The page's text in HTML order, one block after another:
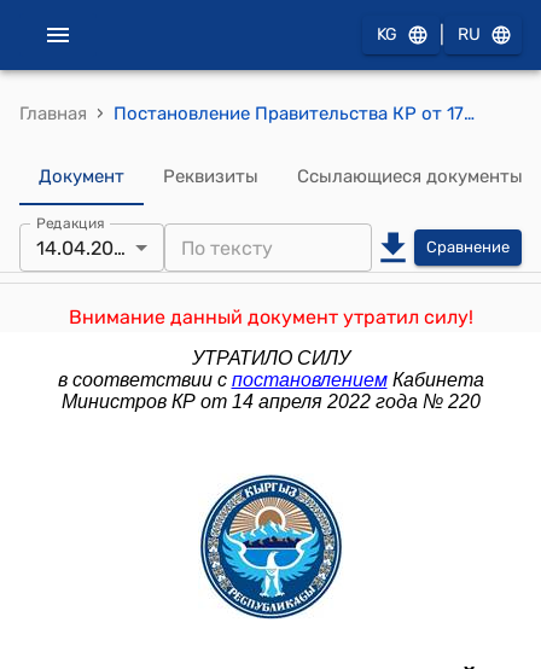
KG RU
Главная › Постановление Правительства КР от 17 сентября 2019 года № 482 "Об учете и контроле нефти и нефтепродуктов на территории Кыргызской Республики"
Документ Реквизиты Ссылающиеся документы
Редакция
14.04.2022 Сравнение
Внимание данный документ утратил силу!